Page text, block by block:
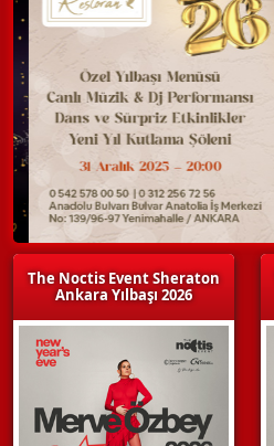
The Noctis Event Sheraton
Ankara Yılbaşı 2026